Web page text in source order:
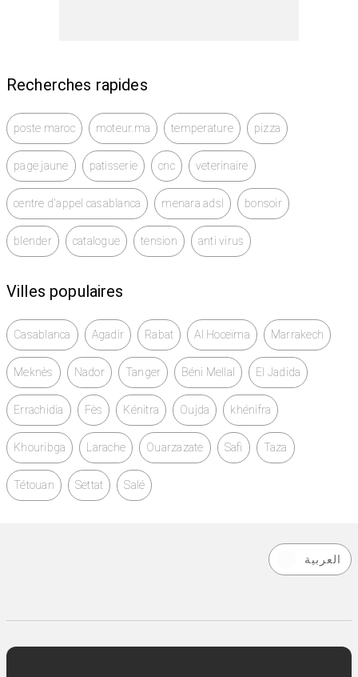
Recherches rapides
poste maroc moteur.ma temperature pizza
page jaune patisserie cnc veterinaire
centre d'appel casablanca menara adsl bonsoir
blender catalogue tension anti virus
Villes populaires
Casablanca Agadir Rabat Al Hoceïma Marrakech
Meknès Nador Tanger Béni Mellal El Jadida
Errachidia Fès Kénitra Oujda khénifra
Khouribga Larache Ouarzazate Safi Taza
Tétouan Settat Salé
العربية